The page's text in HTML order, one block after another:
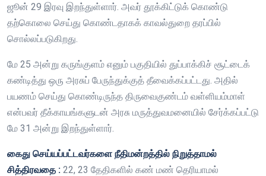
ஜூன் 29 இரவு இறந்துள்ளார். அவர் தூக்கிட்டுக் கொண்டு
தற்கொலை செய்து கொண்டதாகக் காவல்துறை தரப்பில்
சொல்லப்படுகிறது.
மே 25 அன்று கருங்குளம் எனும் பகுதியில் துப்பாக்கிச் சூட்டைக்
கண்டித்து ஒரு அரசுப் பேருந்துக்குத் தீவைக்கப்பட்டது. அதில்
பயணம் செய்து கொண்டிருந்த திருவைகுண்டம் வள்ளியம்மாள்
என்பவர் தீக்காயங்களுடன் அரசு மருத்துவமனையில் சேர்க்கப்பட்டு
மே 31 அன்று இறந்துள்ளார்.
கைது செய்யப்பட்டவர்களை நீதிமன்றத்தில் நிறுத்தாமல்
சித்திரவதை : 22, 23 தேதிகளில் கண் மண் தெரியாமல்